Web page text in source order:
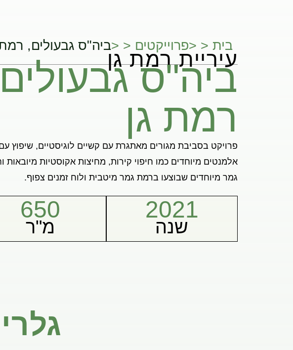
בית < <פרוייקטים < <ביה"ס גבעולים,
עיריית רמת גן
ביה"ס
רמת גן
פרויקט בסביבת מגורים מאתגרת עם קשיים לוגיסטיים, שיפוץ
אלמנטים מיוחדים כמו חיפוי קירות, מחיצות אקוסטיות מיובאות
גמר מיוחדים שבוצעו ברמת גמר מיטבית ולוח זמנים צפוף.
2021
שנה
650
מ"ר